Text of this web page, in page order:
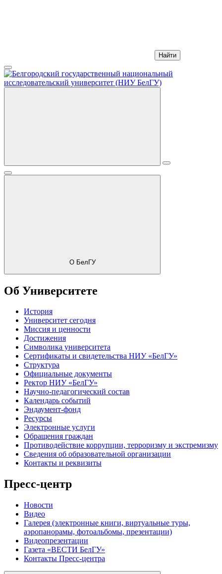
Найти
О БелГУ
Об Университете
История
Университет сегодня
Миссия и ценности
Достижения
Символика университета
Сертификаты и свидетельства НИУ «БелГУ»
Структура
Официальные документы
Ректор НИУ «БелГУ»
Научно-педагогический состав
Календарь событий
Эндаумент-фонд
Ресурсы
Электронные услуги
Обращения граждан
Противодействие коррупции, терроризму и экстремизму
Сведения об образовательной организации
Контакты и реквизиты
Пресс-центр
Новости
Видео
Галерея (электронные книги, виртуальные туры,
аэропанорамы, фотоальбомы, презентации)
Видеопрезентации
Газета «ВЕСТИ БелГУ»
Контакты Пресс-центра